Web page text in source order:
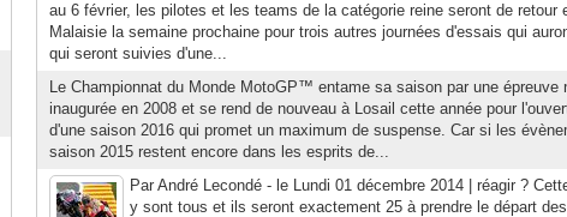
au 6 février, les pilotes et les teams de la catégorie reine seront de retour
Malaisie la semaine prochaine pour trois autres journées d'essais qui
qui seront suivies d'une...
Le Championnat du Monde MotoGP™ entame sa saison par une épreuve
inaugurée en 2008 et se rend de nouveau à Losail cette année pour
d'une saison 2016 qui promet un maximum de suspense. Car si les
saison 2015 restent encore dans les esprits de...
Par André Lecondé - le Lundi 01 décembre 2014 | réagir ?
y sont tous et ils seront exactement 25 à prendre le départ